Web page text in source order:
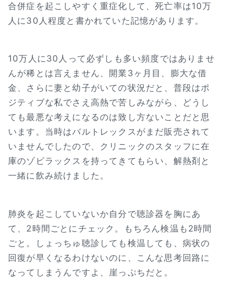
合併症を起こしやすく重症化して、死亡率は10万
人に30人程度と書かれていた記憶があります。
10万人に30人って必ずしも多い頻度ではありませ
んが稀とは言えません、開業3ヶ月目、膨大な借
金、さらに妻と幼子がいての状況だと、普段はポ
ジティブな私でさえ高熱で苦しみながら、どうし
ても最悪な考えになるのは致し方ないことだと思
います。当時はバルトレックスがまだ販売されて
いませんでしたので、クリニックのスタッフに在
庫のゾビラックスを持ってきてもらい、解熱剤と
一緒に飲み続けました。
肺炎を起こしていないか自分で聴診器を胸にあ
て、2時間ごとにチェック。もちろん検温も2時間
ごと。しょっちゅ聴診しても検温しても、病状の
回復が早くなるわけないのに、こんな思考回路に
なってしまうんですよ、崖っぷちだと。